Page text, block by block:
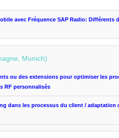
avec Fréquence SAP Radio: Différents
Munich)
ou des extensions pour optimiser les
RF personnalisés
dans les processus du client / adaptation